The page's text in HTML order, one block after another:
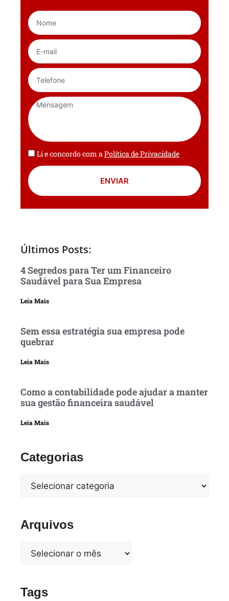
Li e concordo com aPolítica de Privacidade
ENVIAR
Últimos Posts:
4 Segredos para Ter um Financeiro
Saudável para Sua Empresa
Leia Mais
Sem essa estratégia sua empresa pode
quebrar
Leia Mais
Como a contabilidade pode ajudar a manter
sua gestão financeira saudável
Leia Mais
Categorias
Arquivos
Tags